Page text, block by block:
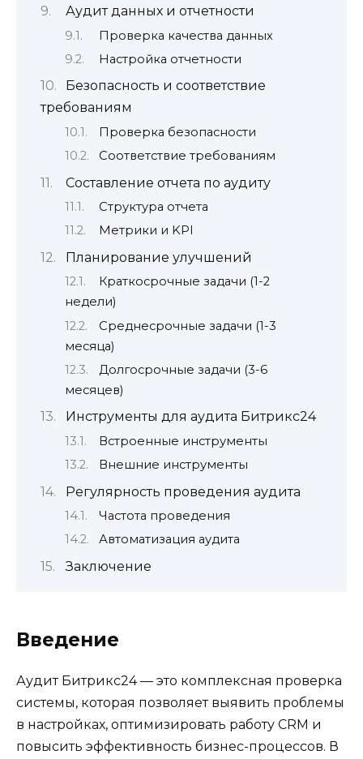
Аудит данных и отчетности
Проверка качества данных
Настройка отчетности
Безопасность и соответствие
требованиям
Проверка безопасности
Соответствие требованиям
Составление отчета по аудиту
Структура отчета
Метрики и KPI
Планирование улучшений
Краткосрочные задачи (1-2
недели)
Среднесрочные задачи (1-3
месяца)
Долгосрочные задачи (3-6
месяцев)
Инструменты для аудита Битрикс24
Встроенные инструменты
Внешние инструменты
Регулярность проведения аудита
Частота проведения
Автоматизация аудита
Заключение
Введение
Аудит Битрикс24 — это комплексная проверка
системы, которая позволяет выявить проблемы
в настройках, оптимизировать работу CRM и
повысить эффективность бизнес-процессов. В